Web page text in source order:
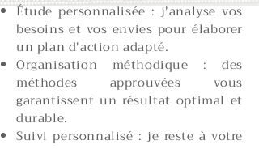
Étude personnalisée : j'analyse vos
besoins et vos envies pour élaborer
un plan d'action adapté.
Organisation méthodique : des
méthodes approuvées vous
garantissent un résultat optimal et
durable.
Suivi personnalisé : je reste à votre